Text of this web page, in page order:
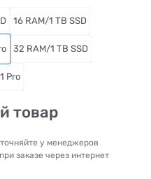
16 RAM/1 TB SSD
32 RAM/1 TB SSD
Pro
товар
у менеджеров
заказе через интернет